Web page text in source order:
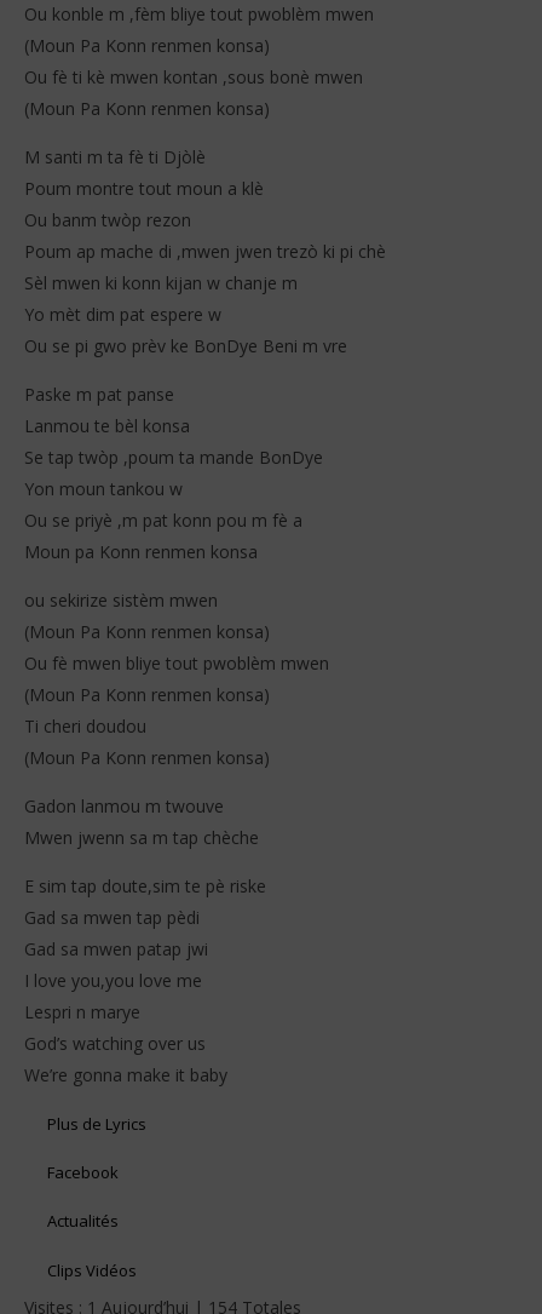
Ou konble m ,fèm bliye tout pwoblèm mwen
(Moun Pa Konn renmen konsa)
Ou fè ti kè mwen kontan ,sous bonè mwen
(Moun Pa Konn renmen konsa)
M santi m ta fè ti Djòlè
Poum montre tout moun a klè
Ou banm twòp rezon
Poum ap mache di ,mwen jwen trezò ki pi chè
Sèl mwen ki konn kijan w chanje m
Yo mèt dim pat espere w
Ou se pi gwo prèv ke BonDye Beni m vre
Paske m pat panse
Lanmou te bèl konsa
Se tap twòp ,poum ta mande BonDye
Yon moun tankou w
Ou se priyè ,m pat konn pou m fè a
Moun pa Konn renmen konsa
ou sekirize sistèm mwen
(Moun Pa Konn renmen konsa)
Ou fè mwen bliye tout pwoblèm mwen
(Moun Pa Konn renmen konsa)
Ti cheri doudou
(Moun Pa Konn renmen konsa)
Gadon lanmou m twouve
Mwen jwenn sa m tap chèche
E sim tap doute,sim te pè riske
Gad sa mwen tap pèdi
Gad sa mwen patap jwi
I love you,you love me
Lespri n marye
God’s watching over us
We’re gonna make it baby
Plus de Lyrics
Facebook
Actualités
Clips Vidéos
Visites : 1 Aujourd’hui | 154 Totales